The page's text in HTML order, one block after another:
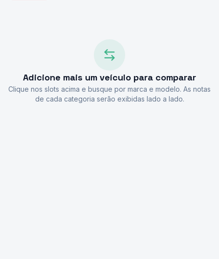
Adicione mais um veículo para comparar
Clique nos slots acima e busque por marca e modelo. As notas
de cada categoria serão exibidas lado a lado.